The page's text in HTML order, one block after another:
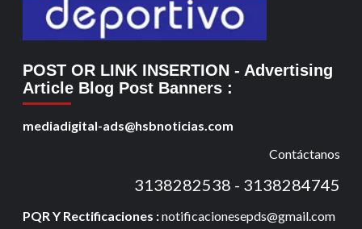
POST OR LINK INSERTION - Advertising
Article Blog Post Banners :
mediadigital-ads@hsbnoticias.com
Contáctanos
3138282538 - 3138284745
PQR Y Rectificaciones :notificacionesepds@gmail.com